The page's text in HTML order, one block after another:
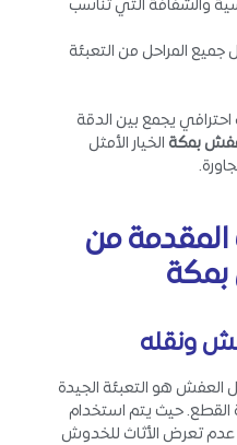
والشفافة التي تناسب
جميع المراحل من التعبئة
يجمع بين الدقة
بمكة الخيار الأمثل
من
هو التعبئة الجيدة
حيث يتم استخدام
عدم تعرض الأثاث للخدوش